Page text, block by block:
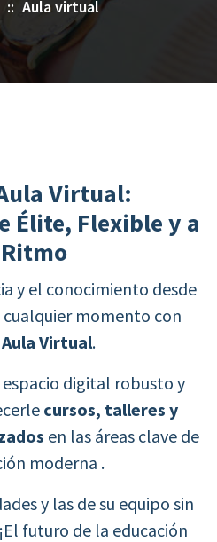
:: Aula virtual
Virtual:
Élite, Flexible y a
y el conocimiento desde
momento con
Aula Virtual.
digital robusto y
cursos, talleres y
en las áreas clave de
moderna .
y las de su equipo sin
futuro de la educación